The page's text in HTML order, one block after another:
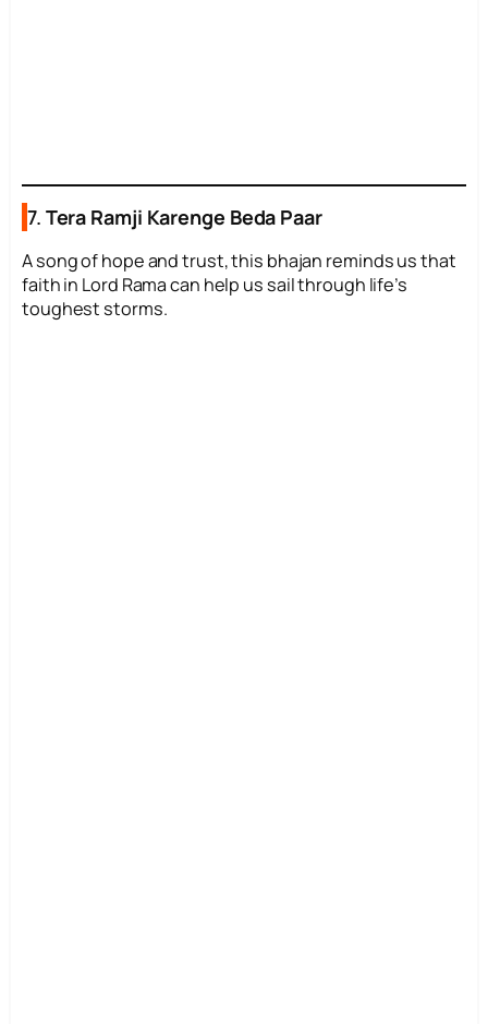
7. Tera Ramji Karenge Beda Paar
A song of hope and trust, this bhajan reminds us that
faith in Lord Rama can help us sail through life’s
toughest storms.